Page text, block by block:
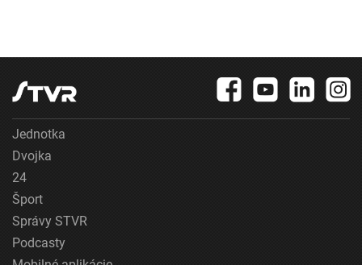
Jednotka
Dvojka
24
Šport
Správy STVR
Podcasty